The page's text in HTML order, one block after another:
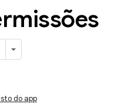
do app